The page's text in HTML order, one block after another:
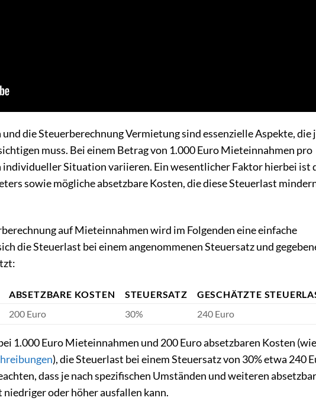
die Steuerberechnung Vermietung sind essenzielle Aspekte, die
muss. Bei einem Betrag von 1.000 Euro Mieteinnahmen pro
individueller Situation variieren. Ein wesentlicher Faktor hierbei ist
sowie mögliche absetzbare Kosten, die diese Steuerlast
auf Mieteinnahmen wird im Folgenden eine einfache
die Steuerlast bei einem angenommenen Steuersatz und
ABSETZBARE KOSTEN STEUERSATZ
GESCHÄTZTE
200 Euro 30% 240 Euro
1.000 Euro Mieteinnahmen und 200 Euro absetzbaren Kosten (wie
), die Steuerlast bei einem Steuersatz von 30% etwa 240
dass je nach spezifischen Umständen und weiteren
oder höher ausfallen kann.